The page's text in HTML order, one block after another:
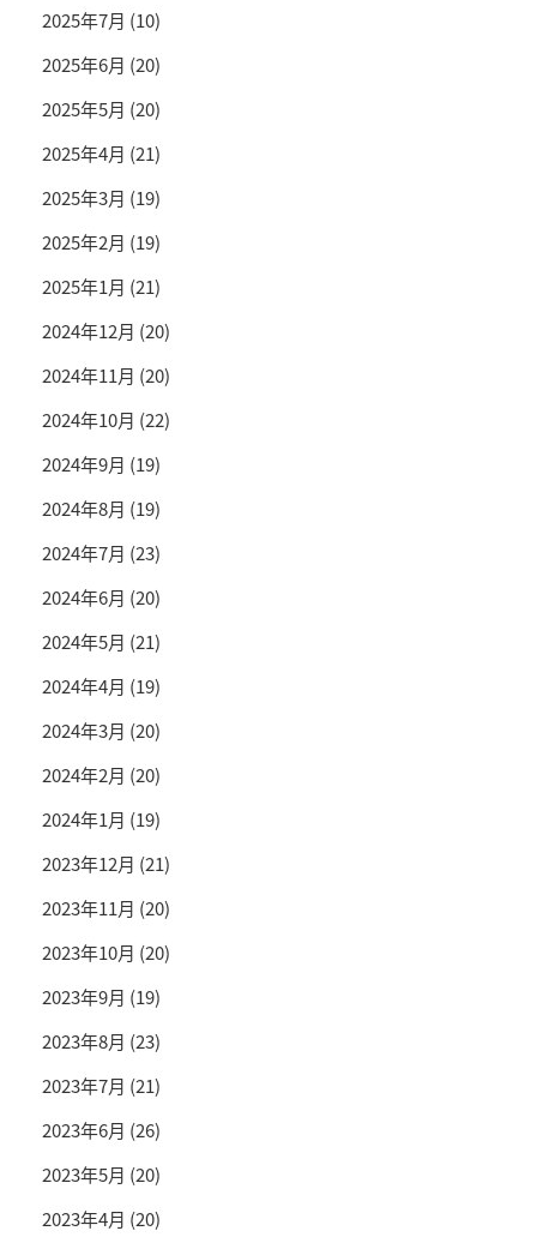
2025年7月 (10)
2025年6月 (20)
2025年5月 (20)
2025年4月 (21)
2025年3月 (19)
2025年2月 (19)
2025年1月 (21)
2024年12月 (20)
2024年11月 (20)
2024年10月 (22)
2024年9月 (19)
2024年8月 (19)
2024年7月 (23)
2024年6月 (20)
2024年5月 (21)
2024年4月 (19)
2024年3月 (20)
2024年2月 (20)
2024年1月 (19)
2023年12月 (21)
2023年11月 (20)
2023年10月 (20)
2023年9月 (19)
2023年8月 (23)
2023年7月 (21)
2023年6月 (26)
2023年5月 (20)
2023年4月 (20)